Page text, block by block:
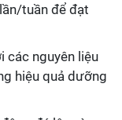
tuần để đạt
các nguyên liệu
hiệu quả dưỡng